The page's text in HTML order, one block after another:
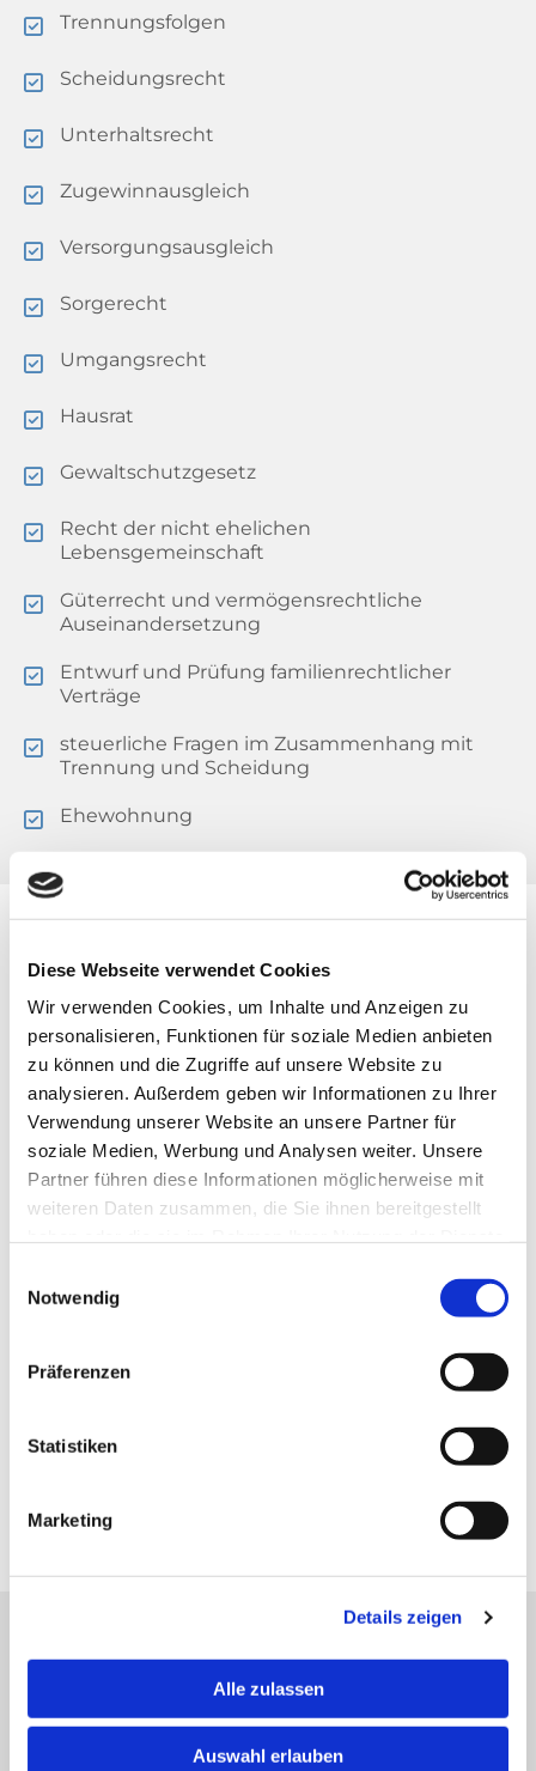
Diese Webseite verwendet Cookies
Wir verwenden Cookies, um Inhalte und Anzeigen zu
personalisieren, Funktionen für soziale Medien anbieten
zu können und die Zugriffe auf unsere Website zu
analysieren. Außerdem geben wir Informationen zu Ihrer
Verwendung unserer Website an unsere Partner für
soziale Medien, Werbung und Analysen weiter. Unsere
Partner führen diese Informationen möglicherweise mit
weiteren Daten zusammen, die Sie ihnen bereitgestellt
Notwendig
Präferenzen
Statistiken
Marketing
Details zeigen
Alle zulassen
Auswahl erlauben
Trennungsfolgen
Scheidungsrecht
Unterhaltsrecht
Zugewinnausgleich
Versorgungsausgleich
Sorgerecht
Umgangsrecht
Hausrat
Gewaltschutzgesetz
Recht der nicht ehelichen
Lebensgemeinschaft
Güterrecht und vermögensrechtliche
Auseinandersetzung
Entwurf und Prüfung familienrechtlicher
Verträge
steuerliche Fragen im Zusammenhang mit
Trennung und Scheidung
Ehewohnung
Im Erbrecht bearbeite ich unter anderem:
Entwurf von Testamenten, Erbverträgen u. a.
Beratung und Vertretung nach einem Erbfall
Erbschaftssteuerrecht
Vertretung in Erbscheinverfahren und
Zivilprozessen nach dem Erbfall
Steuerrecht (Fachanwalt)